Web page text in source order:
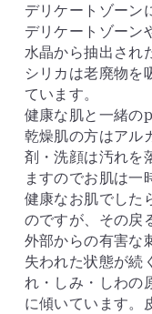
デリケートゾーン
デリケートゾーン
水晶から抽出され
シリカは老廃物を
ています。
健康な肌と一緒の
乾燥肌の方はアル
剤・洗顔は汚れを
ますのでお肌は一
健康なお肌でした
のですが、その戻
外部からの有害な
失われた状態が続
れ・しみ・しわの
に傾いています。